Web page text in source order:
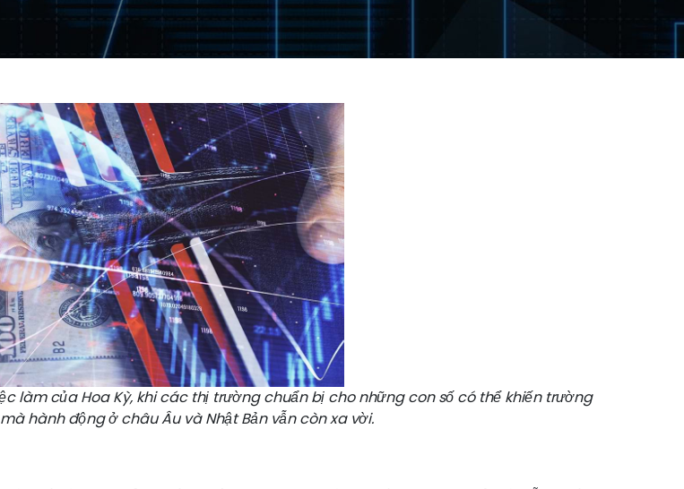
làm của Hoa Kỳ, khi các thị trường chuẩn bị cho những con số có thể khiến trường
hành động ở châu Âu và Nhật Bản vẫn còn xa vời.